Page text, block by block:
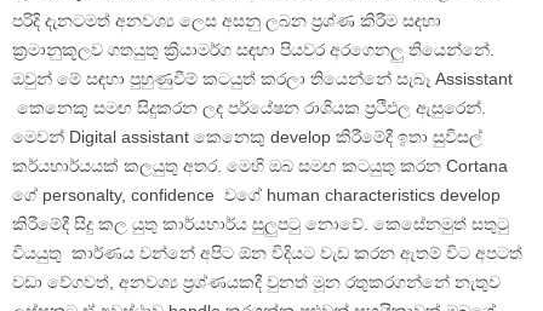
පරිදි දැනටමත් අනවශ්‍ය ලෙස අසනු ලබන ප්‍රශ්ණ කිරීම සඳහා
ක්‍රමානුකූලව ගතයුතු ක්‍රියාමර්ග සඳහා පියවර අරගෙනලු තියෙන්නේ.
ඔවුන් මේ සඳහා පුහුණුවීම් කටයුත් කරලා තියෙන්නේ සැබෑ Assisstant
කෙනෙකු සමඟ සිදුකරන ලද පර්යේෂන රාශියක ප්‍රථිඵල ඇසුරෙන්.
මෙවන් Digital assistant කෙනෙකු develop කිරීමේදී ඉතා සුවිසල්
කර්යභාර්යයක් කලයුතු අතර. මෙහි ඔබ සමඟ කටයුතු කරන Cortana
ගේ personalty, confidence වගේ human characteristics develop
කිරීමේදී සිදු කල යුතු කාර්යභාර්ය සුලුපටු නොවේ. කෙසේනමුත් සතුටු
වියයුතු කාර්ණය වන්නේ අපිට ඕන විදියට වැඩ කරන ඇතම් විට අපටත්
වඩා වේගවත්, අනවශ්‍ය ප්‍රශ්ණයකදී වුනත් මූන රතුකරගන්නේ නැතුව